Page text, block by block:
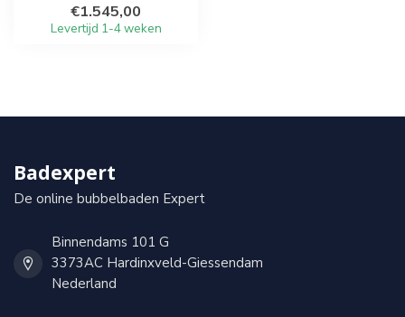
€1.545,00
Levertijd 1-4 weken
Badexpert
De online bubbelbaden Expert
Binnendams 101 G
3373AC Hardinxveld-Giessendam
Nederland